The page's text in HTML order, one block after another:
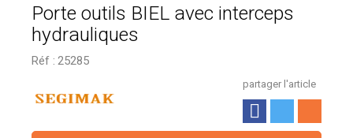
Porte outils BIEL avec interceps
hydrauliques
Réf : 25285
partager l'article